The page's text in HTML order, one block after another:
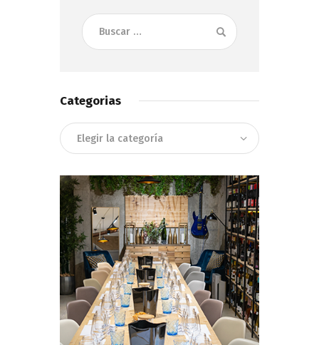
Buscar:
Categorias
Categorias